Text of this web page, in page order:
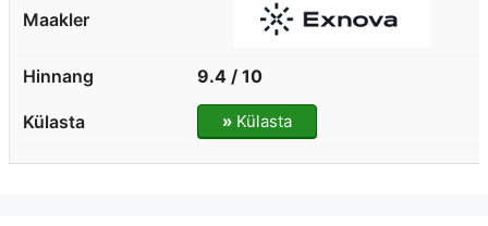
9.4 / 10
»Külasta